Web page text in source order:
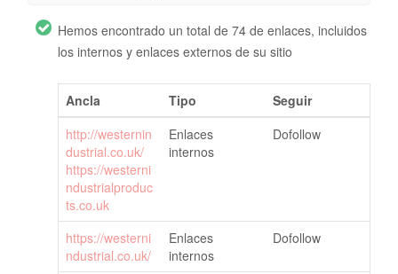
Hemos encontrado un total de 74 de enlaces, incluidos
los internos y enlaces externos de su sitio
Ancla Tipo
Seguir
http://westernin
dustrial.co.uk/
https://westerni
ndustrialproduc
ts.co.uk
Enlaces
internos
Dofollow
https://westerni
ndustrial.co.uk/
Enlaces
internos
Dofollow